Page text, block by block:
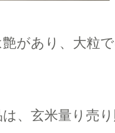
があり、大粒
、玄米量り売